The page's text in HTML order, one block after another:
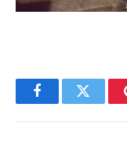
FacebookTwitter